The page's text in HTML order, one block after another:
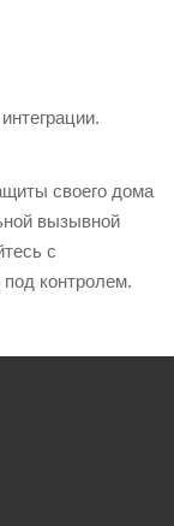
своего дома
вызывной
с
контролем.